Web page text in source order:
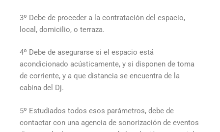
3º Debe de proceder a la contratación del espacio,
local, domicilio, o terraza.
4º Debe de asegurarse si el espacio está
acondicionado acústicamente, y si disponen de toma
de corriente, y a que distancia se encuentra de la
cabina del Dj.
5º Estudiados todos esos parámetros, debe de
contactar con una agencia de sonorización de eventos